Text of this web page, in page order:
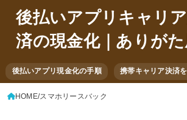
後払いアプリキャリ
済の現金化｜ありが
後払いアプリ現金化の手順 携帯キャリア決済
HOME スマホリースバック